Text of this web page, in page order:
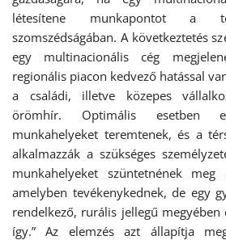
létesítene munkapontot a
szomszédságában. A következtetés
egy multinacionális cég
regionális piacon kedvező hatással
a családi, illetve közepes
örömhír. Optimális esetben
munkahelyeket teremtenek, és a
alkalmazzák a szükséges
munkahelyeket szüntetnének meg
amelyben tevékenykednek, de egy
rendelkező, rurális jellegű
így.” Az elemzés azt állapítja